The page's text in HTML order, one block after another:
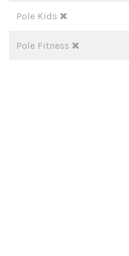
Pole Kids
Pole Fitness